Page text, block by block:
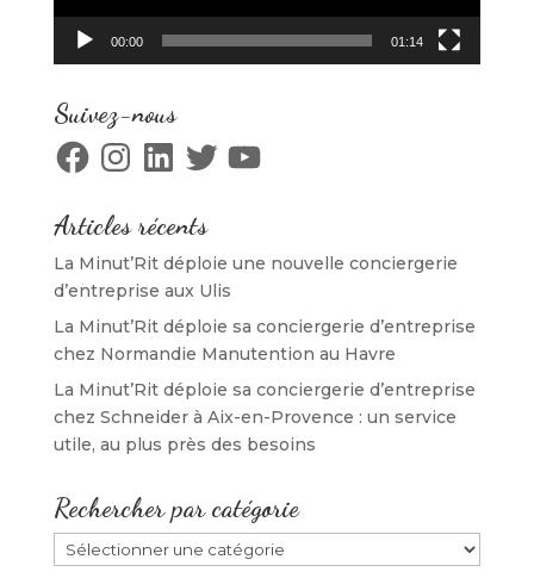
00:00 01:14
Suivez-nous
FacebookInstagramLinkedInTwitterYouTube
Articles récents
La Minut’Rit déploie une nouvelle conciergerie
d’entreprise aux Ulis
La Minut’Rit déploie sa conciergerie d’entreprise
chez Normandie Manutention au Havre
La Minut’Rit déploie sa conciergerie d’entreprise
chez Schneider à Aix-en-Provence : un service
utile, au plus près des besoins
Rechercher par catégorie
Rechercher
par